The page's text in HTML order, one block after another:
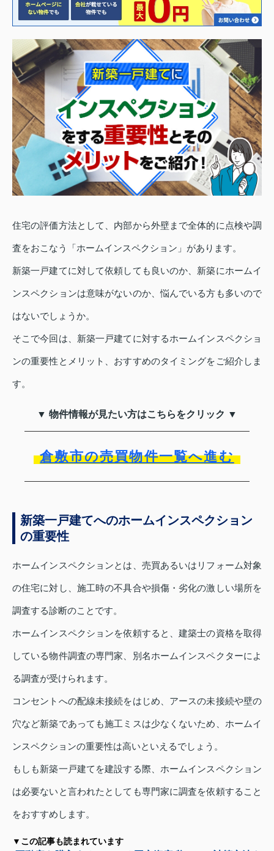
住宅の評価方法として、内部から外壁まで全体的に点検や調
査をおこなう「ホームインスペクション」があります。
新築一戸建てに対して依頼しても良いのか、新築にホームイ
ンスペクションは意味がないのか、悩んでいる方も多いので
はないでしょうか。
そこで今回は、新築一戸建てに対するホームインスペクショ
ンの重要性とメリット、おすすめのタイミングをご紹介しま
す。
▼ 物件情報が見たい方はこちらをクリック ▼
倉敷市の売買物件一覧へ進む
新築一戸建てへのホームインスペクション
の重要性
ホームインスペクションとは、売買あるいはリフォーム対象
の住宅に対し、施工時の不具合や損傷・劣化の激しい場所を
調査する診断のことです。
ホームインスペクションを依頼すると、建築士の資格を取得
している物件調査の専門家、別名ホームインスペクターによ
る調査が受けられます。
コンセントへの配線未接続をはじめ、アースの未接続や壁の
穴など新築であっても施工ミスは少なくないため、ホームイ
ンスペクションの重要性は高いといえるでしょう。
もしも新築一戸建てを建設する際、ホームインスペクション
は必要ないと言われたとしても専門家に調査を依頼すること
をおすすめします。
▼この記事も読まれています